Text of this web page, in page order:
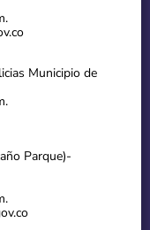
Municipio de
Parque)-